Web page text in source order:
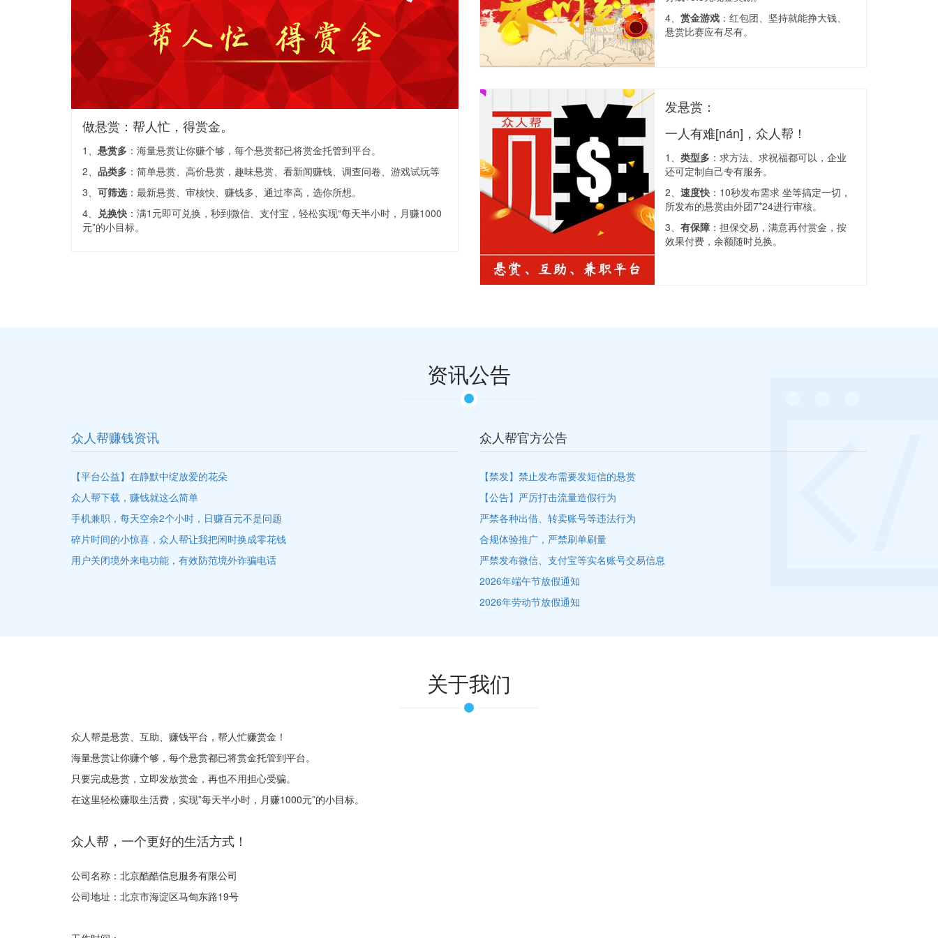
做悬赏：帮人忙，得赏金。
1、 悬赏多 ：海量悬赏让你赚个够，每个悬赏都已将赏金托管到平台。
2、 品类多 ：简单悬赏、高价悬赏，趣味悬赏、看新闻赚钱、调查问卷、游戏试玩等
3、 可筛选：最新悬赏、审核快、赚钱多、通过率高，选你所想。
4、
兑换快 ：满1元即可兑换，秒到微信、支付宝，轻松实现“每天半小时，月赚1000
元”的小目标。
4、 赏金游戏 ：红包团、坚持就能挣大钱、
悬赏比赛应有尽有。
发悬赏：
一人有难[nán]，众人帮！
1、 类型多 ：求方法、求祝福都可以，企业
还可定制自己专有服务。
2、 速度快 ：10秒发布需求 坐等搞定一切，
所发布的悬赏由外团7*24进行审核。
3、 有保障 ：担保交易，满意再付赏金，按
效果付费，余额随时兑换。
资讯公告
众人帮赚钱资讯
【平台公益】在静默中绽放爱的花朵
众人帮下载，赚钱就这么简单
手机兼职，每天空余2个小时，日赚百元不是问题
碎片时间的小惊喜，众人帮让我把闲时换成零花钱
用户关闭境外来电功能‌，有效防范境外诈骗电话
众人帮官方公告
【禁发】禁止发布需要发短信的悬赏
【公告】严厉打击流量造假行为
严禁各种出借、转卖账号等违法行为
合规体验推广，严禁刷单刷量
严禁发布微信、支付宝等实名账号交易信息
2026年端午节放假通知
2026年劳动节放假通知
关于我们
众人帮是悬赏、互助、赚钱平台，帮人忙赚赏金！
海量悬赏让你赚个够，每个悬赏都已将赏金托管到平台。
只要完成悬赏，立即发放赏金，再也不用担心受骗。
在这里轻松赚取生活费，实现”每天半小时，月赚1000元”的小目标。
众人帮，一个更好的生活方式！
公司名称：北京酷酷信息服务有限公司
公司地址：北京市海淀区马甸东路19号